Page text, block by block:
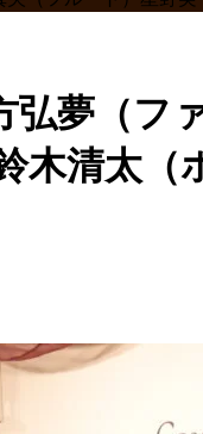
夢（フ
清太（